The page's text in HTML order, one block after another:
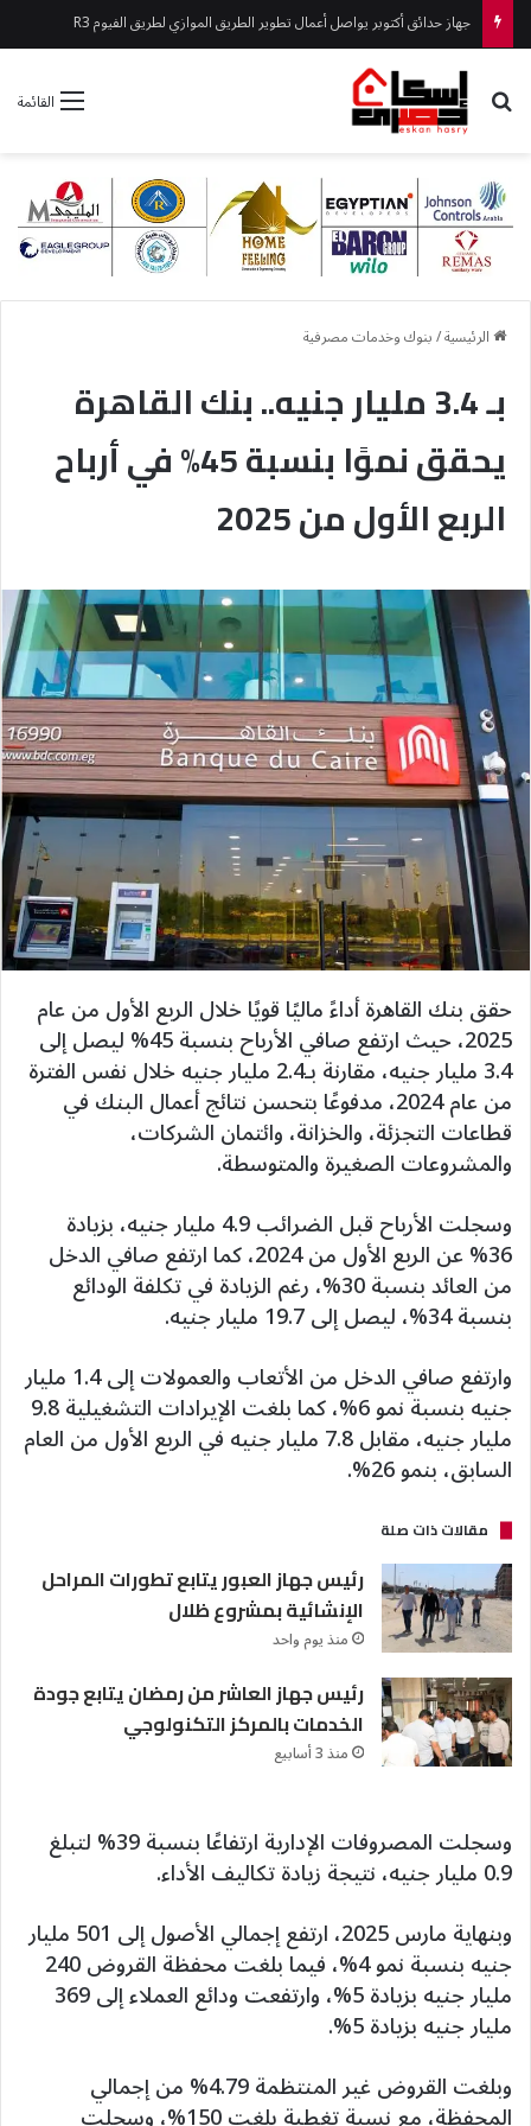
جهاز حدائق أكتوبر يواصل أعمال تطوير الطريق الموازي لطريق الفيوم R3
القائمة بحث عن
الرئيسية/بنوك وخدمات مصرفية
بـ 3.4 مليار جنيه.. بنك القاهرة
يحقق نموًا بنسبة 45% في أرباح
الربع الأول من 2025
حقق بنك القاهرة أداءً ماليًا قويًا خلال الربع الأول من عام
2025، حيث ارتفع صافي الأرباح بنسبة 45% ليصل إلى
3.4 مليار جنيه، مقارنة بـ2.4 مليار جنيه خلال نفس الفترة
من عام 2024، مدفوعًا بتحسن نتائج أعمال البنك في
قطاعات التجزئة، والخزانة، وائتمان الشركات،
والمشروعات الصغيرة والمتوسطة.
وسجلت الأرباح قبل الضرائب 4.9 مليار جنيه، بزيادة
36% عن الربع الأول من 2024، كما ارتفع صافي الدخل
من العائد بنسبة 30%، رغم الزيادة في تكلفة الودائع
بنسبة 34%، ليصل إلى 19.7 مليار جنيه.
وارتفع صافي الدخل من الأتعاب والعمولات إلى 1.4 مليار
جنيه بنسبة نمو 6%، كما بلغت الإيرادات التشغيلية 9.8
مليار جنيه، مقابل 7.8 مليار جنيه في الربع الأول من العام
السابق، بنمو 26%.
مقالات ذات صلة
رئيس جهاز العبور يتابع تطورات المراحل
الإنشائية بمشروع ظلال
منذ يوم واحد
رئيس جهاز العاشر من رمضان يتابع جودة
الخدمات بالمركز التكنولوجي
منذ 3 أسابيع
وسجلت المصروفات الإدارية ارتفاعًا بنسبة 39% لتبلغ
0.9 مليار جنيه، نتيجة زيادة تكاليف الأداء.
وبنهاية مارس 2025، ارتفع إجمالي الأصول إلى 501 مليار
جنيه بنسبة نمو 4%، فيما بلغت محفظة القروض 240
مليار جنيه بزيادة 5%، وارتفعت ودائع العملاء إلى 369
مليار جنيه بزيادة 5%.
وبلغت القروض غير المنتظمة 4.79% من إجمالي